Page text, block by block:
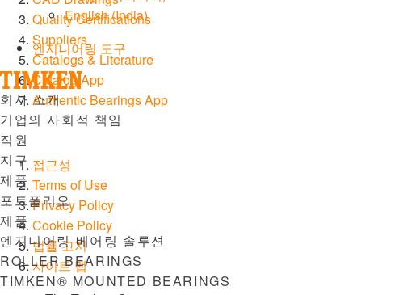
English (India)
엔지니어링 도구
Menu
회사 소개
기업의 사회적 책임
직원
지구
제품
포트폴리오
제품
엔지니어링 베어링 솔루션
ROLLER BEARINGS
TIMKEN® MOUNTED BEARINGS
Quality Certifications
Suppliers
Catalogs & Literature
Catalog App
Authentic Bearings App
접근성
Terms of Use
Privacy Policy
Cookie Policy
법률 고지
사이트 맵